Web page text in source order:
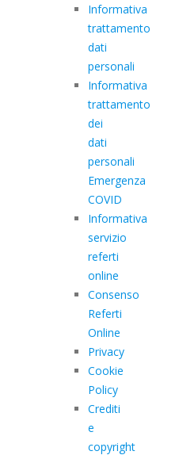
Informativa
trattamento
dati
personali
Informativa
trattamento
dei
dati
personali
Emergenza
COVID
Informativa
servizio
referti
online
Consenso
Referti
Online
Privacy
Cookie
Policy
Crediti
e
copyright